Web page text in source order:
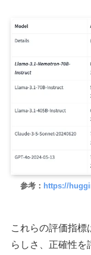
参考： https://
これらの評価指標
らしさ、正確性を